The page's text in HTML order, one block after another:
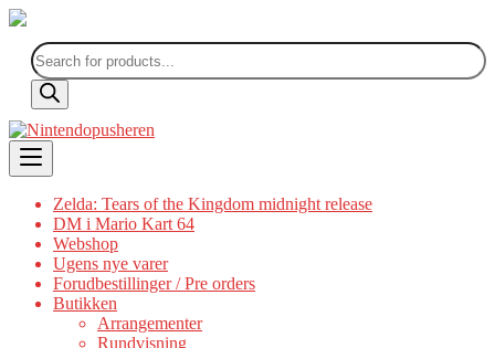
Products
search
Skip
to
content
Zelda: Tears of the Kingdom midnight release
DM i Mario Kart 64
Webshop
Ugens nye varer
Forudbestillinger / Pre orders
Butikken
Arrangementer
Rundvisning